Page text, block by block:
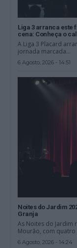
Liga 3 arranca este
cena: Conheça o
A Liga 3 Placard
jornada marcada...
6 Agosto, 2026 - 14:51
Noites do Jardim
Granja
As Noites do Jardim
Mourão, com quatro
6 Agosto, 2026 - 14:24